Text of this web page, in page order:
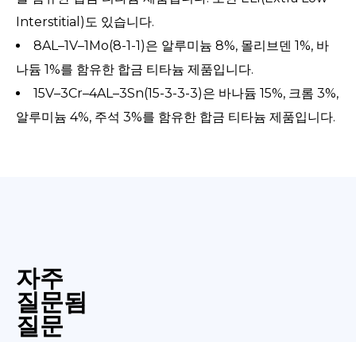
Interstitial)도 있습니다.
8AL–1V–1Mo(8-1-1)은 알루미늄 8%, 몰리브덴 1%, 바
나듐 1%를 함유한 합금 티타늄 제품입니다.
15V–3Cr–4AL–3Sn(15-3-3-3)은 바나듐 15%, 크롬 3%,
알루미늄 4%, 주석 3%를 함유한 합금 티타늄 제품입니다.
자주
질문됨
질문